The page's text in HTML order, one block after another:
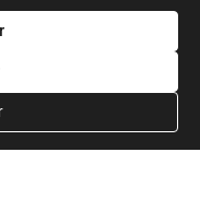
- Tous droits réservés |